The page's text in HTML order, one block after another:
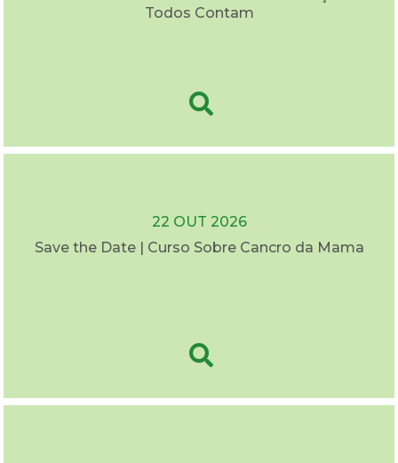
Todos Contam
22 OUT 2026
Save the Date | Curso Sobre Cancro da Mama